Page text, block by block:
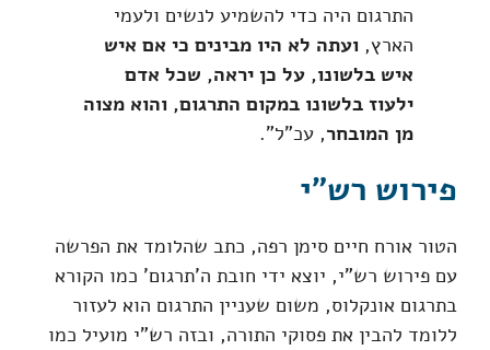
התרגום היה כדי להשמיע לנשים ולעמי
הארץ, ועתה לא היו מבינים כי אם איש
איש בלשונו, על כן יראה, שכל אדם
ילעוז בלשונו במקום התרגום, והוא מצוה
מן המובחר, עכ"ל".
פירוש רש"י
הטור אורח חיים סימן רפה, כתב שהלומד את הפרשה
עם פירוש רש"י, יוצא ידי חובת ה'תרגום' כמו הקורא
בתרגום אונקלוס, משום שעניין התרגום הוא לעזור
ללומד להבין את פסוקי התורה, ובזה רש"י מועיל כמו